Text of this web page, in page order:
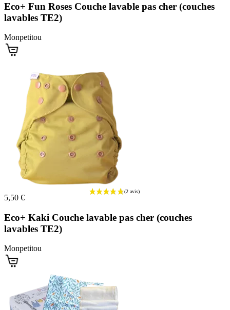
Eco+ Fun Roses Couche lavable pas cher (couches
lavables TE2)
Monpetitou
5,50 €
Eco+ Kaki Couche lavable pas cher (couches
lavables TE2)
Monpetitou